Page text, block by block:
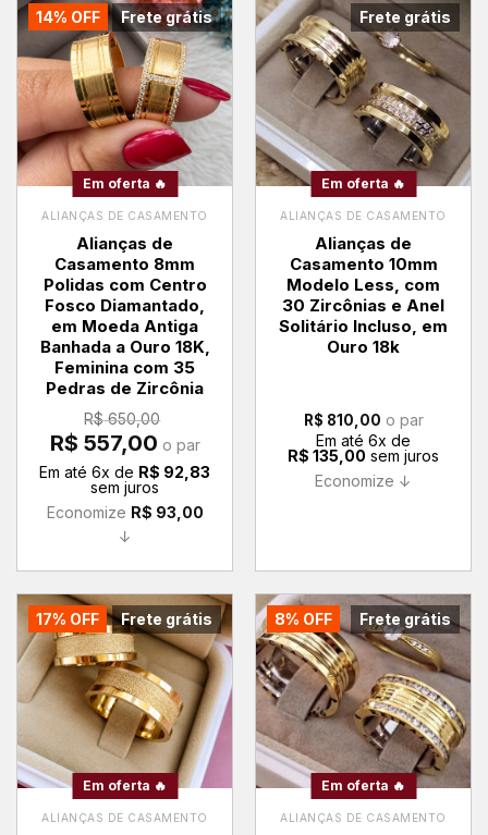
Frete grátis
14% OFF
Em oferta 🔥
ALIANÇAS DE CASAMENTO
Alianças de
Casamento 8mm
Polidas com Centro
Fosco Diamantado,
em Moeda Antiga
Banhada a Ouro 18K,
Feminina com 35
Pedras de Zircônia
R$650,00
O
preço
era:
R$ 650,00.
R$ 557,00preço
é:
R$ 557,00.
o par
Em até 6x de R$ 92,83
sem juros
Economize R$ 93,00
↓
Frete grátis
Em oferta 🔥
ALIANÇAS DE CASAMENTO
Alianças de
Casamento 10mm
Modelo Less, com
30 Zircônias e Anel
Solitário Incluso, em
Ouro 18k
R$ 810,00 o par
Em até 6x de
R$ 135,00 sem juros
Economize ↓
Frete grátis
17% OFF
Em oferta 🔥
ALIANÇAS DE CASAMENTO
Frete grátis
8% OFF
Em oferta 🔥
ALIANÇAS DE CASAMENTO